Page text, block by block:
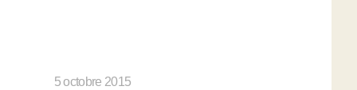
5 octobre 2015